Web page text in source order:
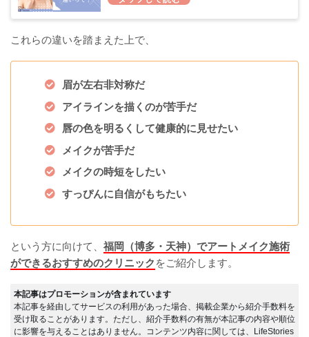
これらの違いを踏まえた上で、
眉が左右非対称だ
アイラインを描くのが苦手だ
唇の色を明るくして健康的に見せたい
メイクが苦手だ
メイクの時短をしたい
すっぴんに自信がもちたい
という方に向けて、 福岡（博多・天神）でアートメイク施術
ができるおすすめのクリニック をご紹介します。
本記事はプロモーションが含まれています
本記事を経由してサービスの利用があった場合、掲載企業から紹介手数料を
受け取ることがあります。ただし、紹介手数料の有無が本記事の内容や順位
に影響を与えることはありません。コンテンツ内容に関しては、LifeStories